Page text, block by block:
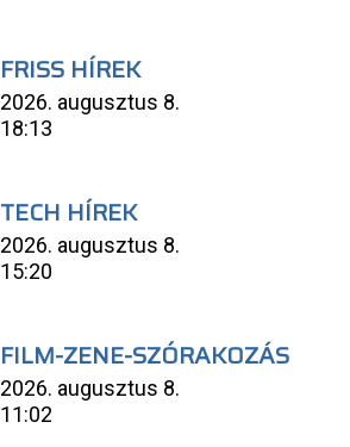
FRISS HÍREK
2026. augusztus 8.
18:13
TECH HÍREK
2026. augusztus 8.
15:20
FILM-ZENE-SZÓRAKOZÁS
2026. augusztus 8.
11:02